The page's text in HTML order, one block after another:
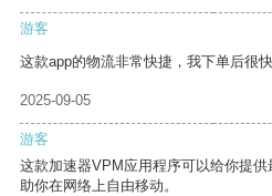
游客
这款app的物流非常快捷，我下单后很
2025-09-05
游客
这款加速器VPM应用程序可以给你提
助你在网络上自由移动。